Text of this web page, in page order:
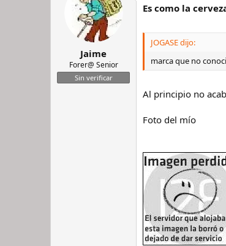
Jaime
Forer@ Senior
Sin verificar
Es como la
JOGASE dijo:
marca que no
Al principio no
Foto del mío